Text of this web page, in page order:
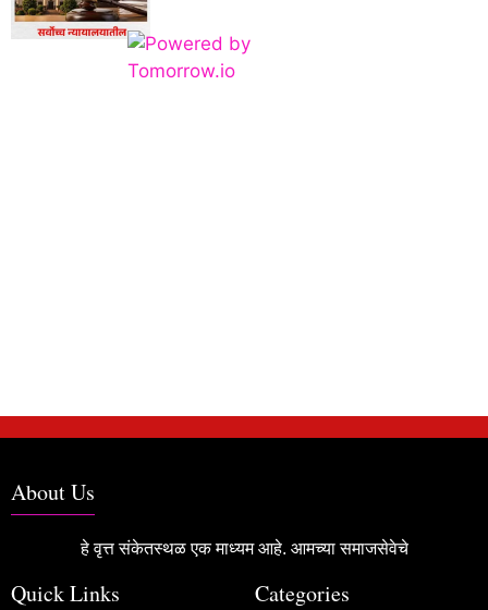
About Us
हे वृत्त संकेतस्थळ एक माध्यम आहे. आमच्या समाजसेवेचे
Quick Links Categories